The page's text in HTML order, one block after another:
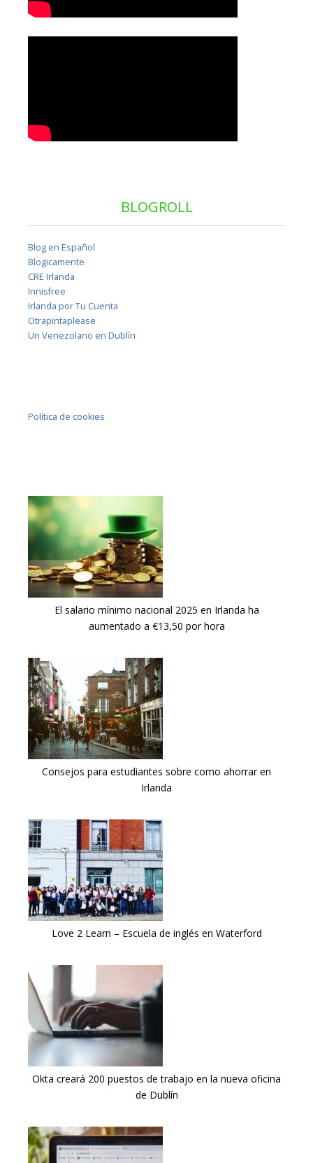
BLOGROLL
Blog en Español
Blogicamente
CRE Irlanda
Innisfree
Irlanda por Tu Cuenta
Otrapintaplease
Un Venezolano en Dublín
Política de cookies
El salario mínimo nacional 2025 en Irlanda ha
aumentado a €13,50 por hora
Consejos para estudiantes sobre como ahorrar en
Irlanda
Love 2 Learn – Escuela de inglés en Waterford
Okta creará 200 puestos de trabajo en la nueva oficina
de Dublín